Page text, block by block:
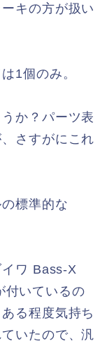
キの方が扱い
1個のみ。
か？パーツ表
さすがにこれ
標準的な
ワ Bass-X
付いているの
る程度気持ち
いたので、汎